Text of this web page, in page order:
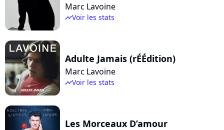
Marc Lavoine
timelineVoir les stats
Adulte Jamais (rÉÉdition)
Marc Lavoine
timelineVoir les stats
Les Morceaux D’amour